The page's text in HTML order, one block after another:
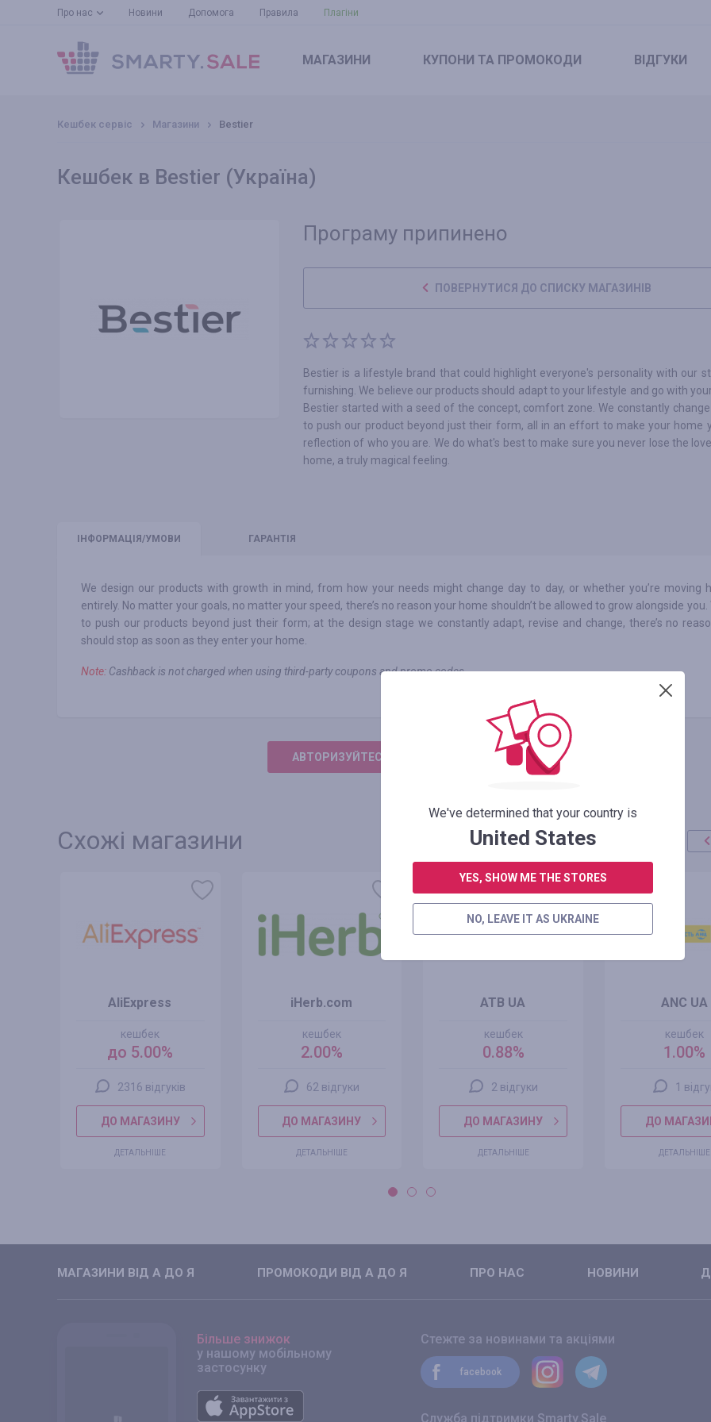
Про нас Новини Допомога Правила Плагіни
МАГАЗИНИ КУПОНИ ТА ПРОМОКОДИ ВІДГУКИ
Кешбек сервіс Магазини Bestier
Кешбек в Bestier (Україна)
Програму припинено
ПОВЕРНУТИСЯ ДО СПИСКУ МАГАЗИНІВ
Bestier is a lifestyle brand that could highlight everyone's personality with our
furnishing. We believe our products should adapt to your lifestyle and go with
Bestier started with a seed of the concept, comfort zone. We constantly
to push our product beyond just their form, all in an effort to make your home
reflection of who you are. We do what's best to make sure you never lose the
home, a truly magical feeling.
ІНФО РМАЦІЯ/УМОВИ ГАРАНТІЯ
We design our products with growth in mind, from how your needs might change day to day, or whether you’re moving
entirely. No matter your goals, no matter your speed, there’s no reason your home shouldn’t be allowed to grow alongside you.
to push our products beyond just their form; at the design stage we constantly adapt, revise and change, there’s no
should stop as soon as they enter your home.
Note: Сashback is not charged when using third-party coupons and promo codes
АВТОРИЗУЙТЕСЬ, ЩОБ ЗАЛИШИТИ ВІДГУК
Схожі магазини
AliExpress
кешбек
до 5.00%
2316 відгуків
ДО МАГАЗИНУ
ДЕТАЛЬНІШЕ
iHerb.com
кешбек
2.00%
62 відгуки
ДО МАГАЗИНУ
ДЕТАЛЬНІШЕ
ATB UA
кешбек
0.88%
2 відгуки
ДО МАГАЗИНУ
ДЕТАЛЬНІШЕ
ANC UA
кешбек
1.00%
1
ДО
ДЕТАЛЬНІШЕ
МАГАЗИНИ ВIД А ДО Я ПРОМОКОДИ ВIД А ДО Я ПРО НАС НОВИНИ
Більше знижок
у нашому мобільному
застосунку
Стежте за новинами та акціями
facebook
Служба підтримки Smarty.Sale
We've determined that your country is
United States
YES, SHOW ME THE STORES
NO, LEAVE IT AS UKRAINE